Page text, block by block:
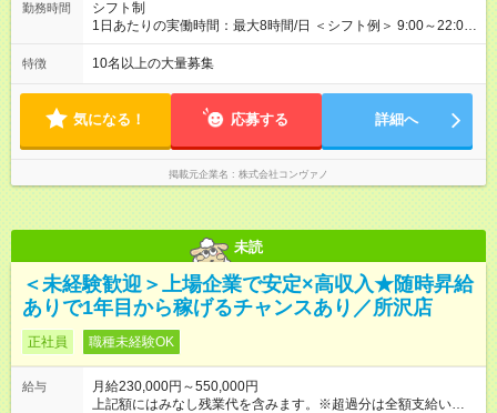
万4，701円 ＜別途支給手当＞ ・インセンティブ：月10万円以
上も可能！ ・賞与：年2回(6月/12月)※業績による ・交通費：月
たり) ・回数：随時 ・反映時期：次月の給与から ・評価手法：
社内評価に基づく ※あなたの頑張りをしっかり評価します！で
きることが増えるほどお給料に反映される環境です。 【試用期
間】試用期間あり 試用期間の長さ：6ヶ月 ※ 雇用形態と給与
に、本採用時と異なる部分があります。 雇用形態：中途採用
（契約社員） 給与：月給 220,000円以上 上記額にはみなし残業
代 8,552円／月 みなし残業時間 5.5時間／月
勤務時間
シフト制
1日あたりの実働時間：最大8時間/日 ＜シフト例＞ 9:00～22:00
でのシフト制（実働8時間／休憩60分） ※残業時間は月平均で
10時間程度 ※営業時間は【平日】11：00～22：00、【土日祝】
ます。
特徴 10名以上の大量募集
気になる！ 応募する 詳細へ
掲載元企業名 株式会社コンヴァノ
未読
＜未経験歓迎＞上場企業で安定×高収入★随時昇給
ありで1年目から稼げるチャンスあり／所沢店
正社員 職種未経験OK
給与
月給230,000円～550,000円
上記額にはみなし残業代を含みます。※超過分は全額支給いたし